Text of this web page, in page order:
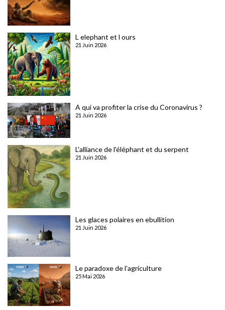
L elephant et l ours
21 Juin 2026
A qui va profiter la crise du Coronavirus ?
21 Juin 2026
L'alliance de l'éléphant et du serpent
21 Juin 2026
Les glaces polaires en ebullition
21 Juin 2026
Le paradoxe de l'agriculture
25 Mai 2026